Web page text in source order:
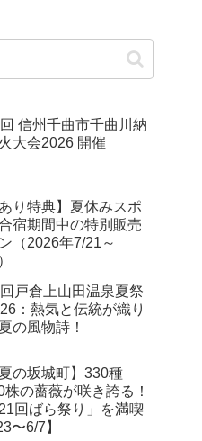
信州千曲市千曲川納
大会2026 開催
あり特典】夏休みスポ
宿期間中の特別販売
（2026年7/21～
戸倉上山田温泉夏祭
：熱気と伝統が織り
の風物詩！
夏の坂城町】330種
株の薔薇が咲き誇る！
21回ばら祭り」を満喫
〜6/7】